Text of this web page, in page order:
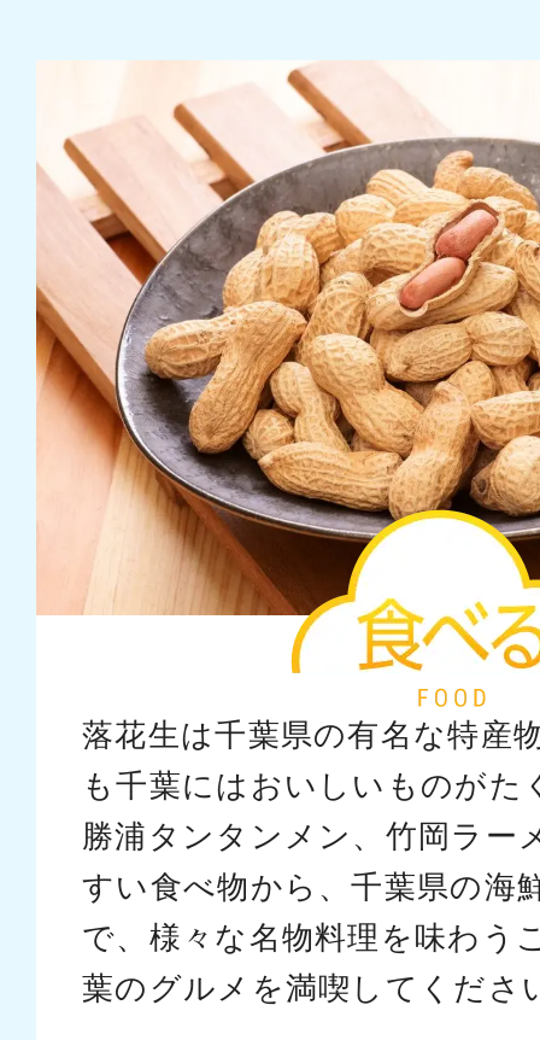
落花生は千葉県の有名な特産
も千葉にはおいしいものがた
勝浦タンタンメン、竹岡ラー
すい食べ物から、千葉県の海
で、様々な名物料理を味わう
葉のグルメを満喫してくださ